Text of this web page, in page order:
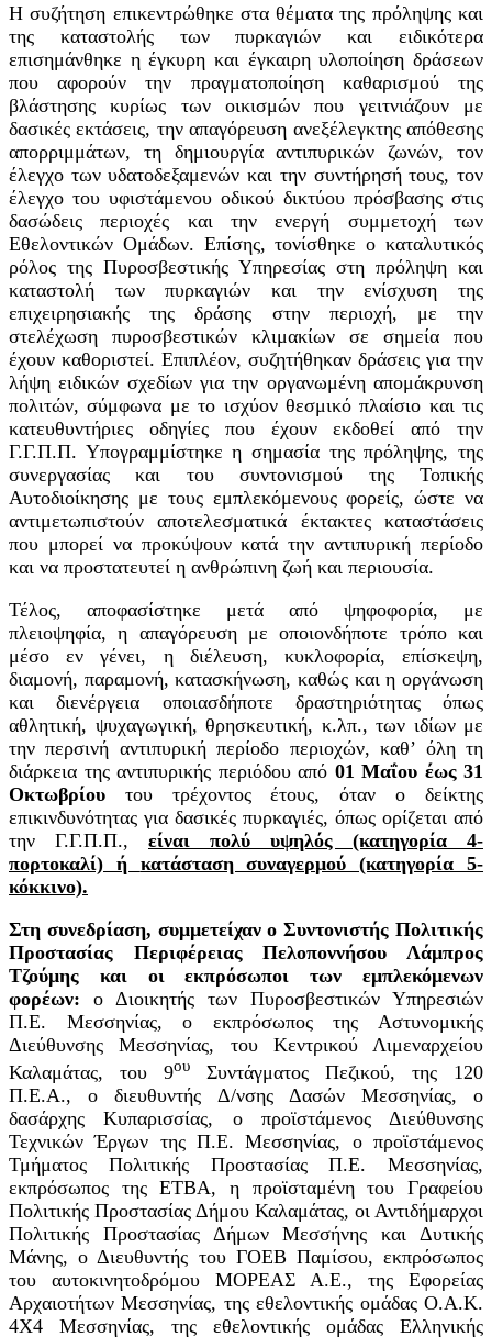
Η συζήτηση επικεντρώθηκε στα θέματα της πρόληψης και
της καταστολής των πυρκαγιών και ειδικότερα
επισημάνθηκε η έγκυρη και έγκαιρη υλοποίηση δράσεων
που αφορούν την πραγματοποίηση καθαρισμού της
βλάστησης κυρίως των οικισμών που γειτνιάζουν με
δασικές εκτάσεις, την απαγόρευση ανεξέλεγκτης απόθεσης
απορριμμάτων, τη δημιουργία αντιπυρικών ζωνών, τον
έλεγχο των υδατοδεξαμενών και την συντήρησή τους, τον
έλεγχο του υφιστάμενου οδικού δικτύου πρόσβασης στις
δασώδεις περιοχές και την ενεργή συμμετοχή των
Εθελοντικών Ομάδων. Επίσης, τονίσθηκε ο καταλυτικός
ρόλος της Πυροσβεστικής Υπηρεσίας στη πρόληψη και
καταστολή των πυρκαγιών και την ενίσχυση της
επιχειρησιακής της δράσης στην περιοχή, με την
στελέχωση πυροσβεστικών κλιμακίων σε σημεία που
έχουν καθοριστεί. Επιπλέον, συζητήθηκαν δράσεις για την
λήψη ειδικών σχεδίων για την οργανωμένη απομάκρυνση
πολιτών, σύμφωνα με το ισχύον θεσμικό πλαίσιο και τις
κατευθυντήριες οδηγίες που έχουν εκδοθεί από την
Γ.Γ.Π.Π. Υπογραμμίστηκε η σημασία της πρόληψης, της
συνεργασίας και του συντονισμού της Τοπικής
Αυτοδιοίκησης με τους εμπλεκόμενους φορείς, ώστε να
αντιμετωπιστούν αποτελεσματικά έκτακτες καταστάσεις
που μπορεί να προκύψουν κατά την αντιπυρική περίοδο
και να προστατευτεί η ανθρώπινη ζωή και περιουσία.
Τέλος, αποφασίστηκε μετά από ψηφοφορία, με
πλειοψηφία, η απαγόρευση με οποιονδήποτε τρόπο και
μέσο εν γένει, η διέλευση, κυκλοφορία, επίσκεψη,
διαμονή, παραμονή, κατασκήνωση, καθώς και η οργάνωση
και διενέργεια οποιασδήποτε δραστηριότητας όπως
αθλητική, ψυχαγωγική, θρησκευτική, κ.λπ., των ιδίων με
την περσινή αντιπυρική περίοδο περιοχών, καθ’ όλη τη
διάρκεια της αντιπυρικής περιόδου από 01 Μαΐου έως 31
Οκτωβρίου του τρέχοντος έτους, όταν ο δείκτης
επικινδυνότητας για δασικές πυρκαγιές, όπως ορίζεται από
την Γ.Γ.Π.Π., είναι πολύ υψηλός (κατηγορία 4-
πορτοκαλί) ή κατάσταση συναγερμού (κατηγορία 5-
κόκκινο).
Στη συνεδρίαση, συμμετείχαν ο Συντονιστής Πολιτικής
Προστασίας Περιφέρειας Πελοποννήσου Λάμπρος
Τζούμης και οι εκπρόσωποι των εμπλεκόμενων
φορέων: ο Διοικητής των Πυροσβεστικών Υπηρεσιών
Π.Ε. Μεσσηνίας, ο εκπρόσωπος της Αστυνομικής
Διεύθυνσης Μεσσηνίας, του Κεντρικού Λιμεναρχείου
Καλαμάτας, του 9ου
Συντάγματος Πεζικού, της 120
Π.Ε.Α., ο διευθυντής Δ/νσης Δασών Μεσσηνίας, ο
δασάρχης Κυπαρισσίας, ο προϊστάμενος Διεύθυνσης
Τεχνικών Έργων της Π.Ε. Μεσσηνίας, ο προϊστάμενος
Τμήματος Πολιτικής Προστασίας Π.Ε. Μεσσηνίας,
εκπρόσωπος της ΕΤΒΑ, η προϊσταμένη του Γραφείου
Πολιτικής Προστασίας Δήμου Καλαμάτας, οι Αντιδήμαρχοι
Πολιτικής Προστασίας Δήμων Μεσσήνης και Δυτικής
Μάνης, ο Διευθυντής του ΓΟΕΒ Παμίσου, εκπρόσωπος
του αυτοκινητοδρόμου ΜΟΡΕΑΣ Α.Ε., της Εφορείας
Αρχαιοτήτων Μεσσηνίας, της εθελοντικής ομάδας Ο.Α.Κ.
4Χ4 Μεσσηνίας, της εθελοντικής ομάδας Ελληνικής